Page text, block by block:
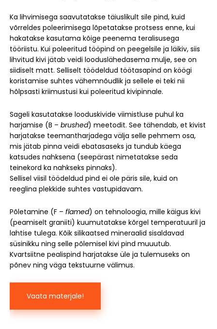
Ka lihvimisega saavutatakse täiuslikult sile pind, kuid
võrreldes poleerimisega lõpetatakse protsess enne, kui
hakatakse kasutama kõige peenema teralisusega
tööriistu. Kui poleeritud tööpind on peegelsile ja läikiv, siis
lihvitud kivi jätab veidi looduslähedasema mulje, see on
siidiselt matt. Selliselt töödeldud töötasapind on köögi
koristamise suhtes vähemnõudlik ja sellele ei teki nii
hõlpsasti kriimustusi kui poleeritud kivipinnale.
Sageli kasutatakse looduskivide viimistluse puhul ka
harjamise (B – brushed) meetodit. See tähendab, et kivist
harjatakse teemantharjadega välja selle pehmem osa,
mis jätab pinna veidi ebatasaseks ja tundub käega
katsudes nahksena (seepärast nimetatakse seda
teinekord ka nahkseks pinnaks).
Sellisel viisil töödeldud pind ei ole päris sile, kuid on
reeglina plekkide suhtes vastupidavam.
Põletamine (F – flamed) on tehnoloogia, mille käigus kivi
(peamiselt graniiti) kuumutatakse kõrgel temperatuuril ja
lahtise tulega. Kõik silikaatsed mineraalid sisaldavad
süsinikku ning selle põlemisel kivi pind muuutub.
Kvartsiitne pealispind harjatakse üle ja tulemuseks on
põnev ning väga tekstuurne välimus.
Vaata materjale!